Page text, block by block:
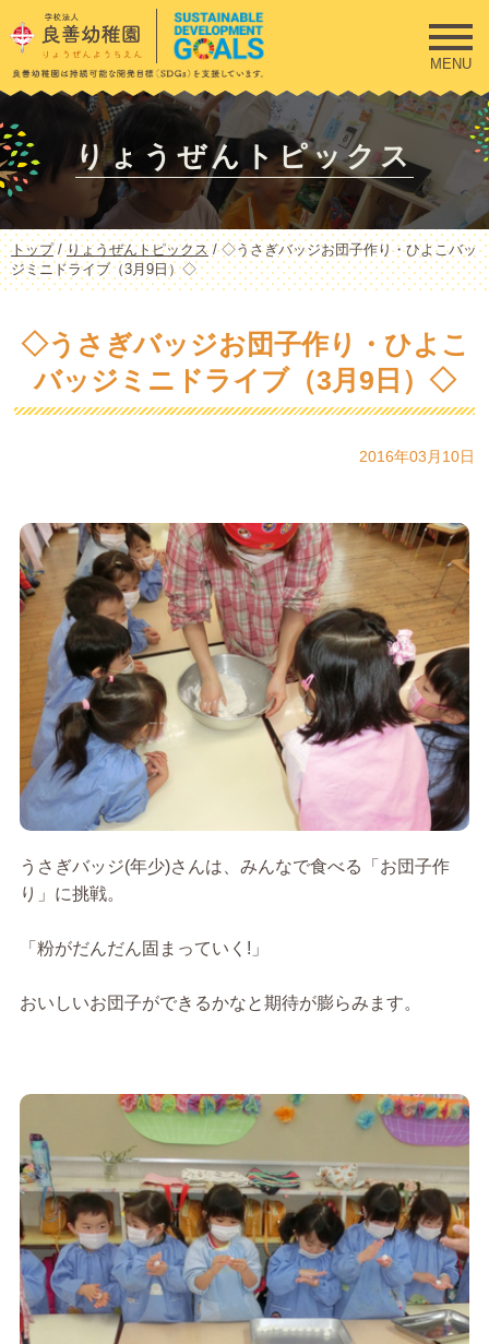
このページの本文へ
MENU
りょうぜんトピックス
現
在
の
置：
トップ/りょうぜんトピックス /◇うさぎバッジお団子作り・ひよこバッ
ジミニドライブ（3月9日）◇
◇うさぎバッジお団子作り・ひよこ
バッジミニドライブ（3月9日）◇
2016年03月10日
うさぎバッジ(年少)さんは、みんなで食べる「お団子作
り」に挑戦。
「粉がだんだん固まっていく!」
おいしいお団子ができるかなと期待が膨らみます。